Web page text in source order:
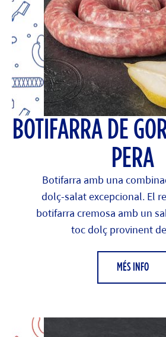
BOTIFARRA DE
PERA
Botifarra amb una
dolç-salat excepcional. El
botifarra cremosa amb un
toc dolç provinent
MÉS INFO